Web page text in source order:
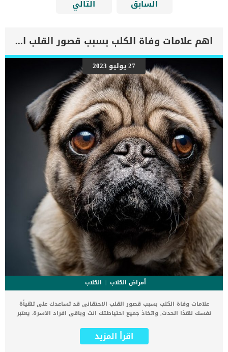
السابق التالي
اهم علامات وفاة الكلب بسبب قصور القلب الاحتقانى
27 يوليو 2023
أمراض الكلاب
الكلاب
علامات وفاة الكلب بسبب قصور القلب الاحتقانى قد تساعدك على تهيأة
نفسك لهذا الحدث, واتخاذ جميع احتياطتك انت وباقى افراد الاسرة. يعتبر
يتعرض لها جميع الكائنات الحية بما فى ذلك الكلاب والقطط. كما ان القلب
يعتبر عضوا رئيسيا فى جسم الكلاب, واى قصور به يعتبر قصور فى باقى
اقرأ المزيد